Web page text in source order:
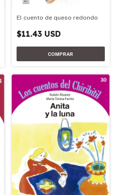
El cuento de queso redondo
$11.43 USD